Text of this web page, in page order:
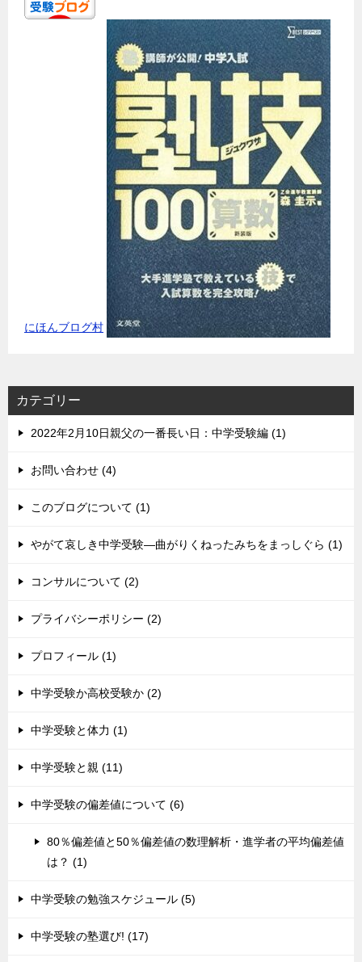
にほんブログ村
カテゴリー
2022年2月10日親父の一番長い日：中学受験編 (1)
お問い合わせ (4)
このブログについて (1)
やがて哀しき中学受験―曲がりくねったみちをまっしぐら (1)
コンサルについて (2)
プライバシーポリシー (2)
プロフィール (1)
中学受験か高校受験か (2)
中学受験と体力 (1)
中学受験と親 (11)
中学受験の偏差値について (6)
80％偏差値と50％偏差値の数理解析・進学者の平均偏差値
は？ (1)
中学受験の勉強スケジュール (5)
中学受験の塾選び! (17)